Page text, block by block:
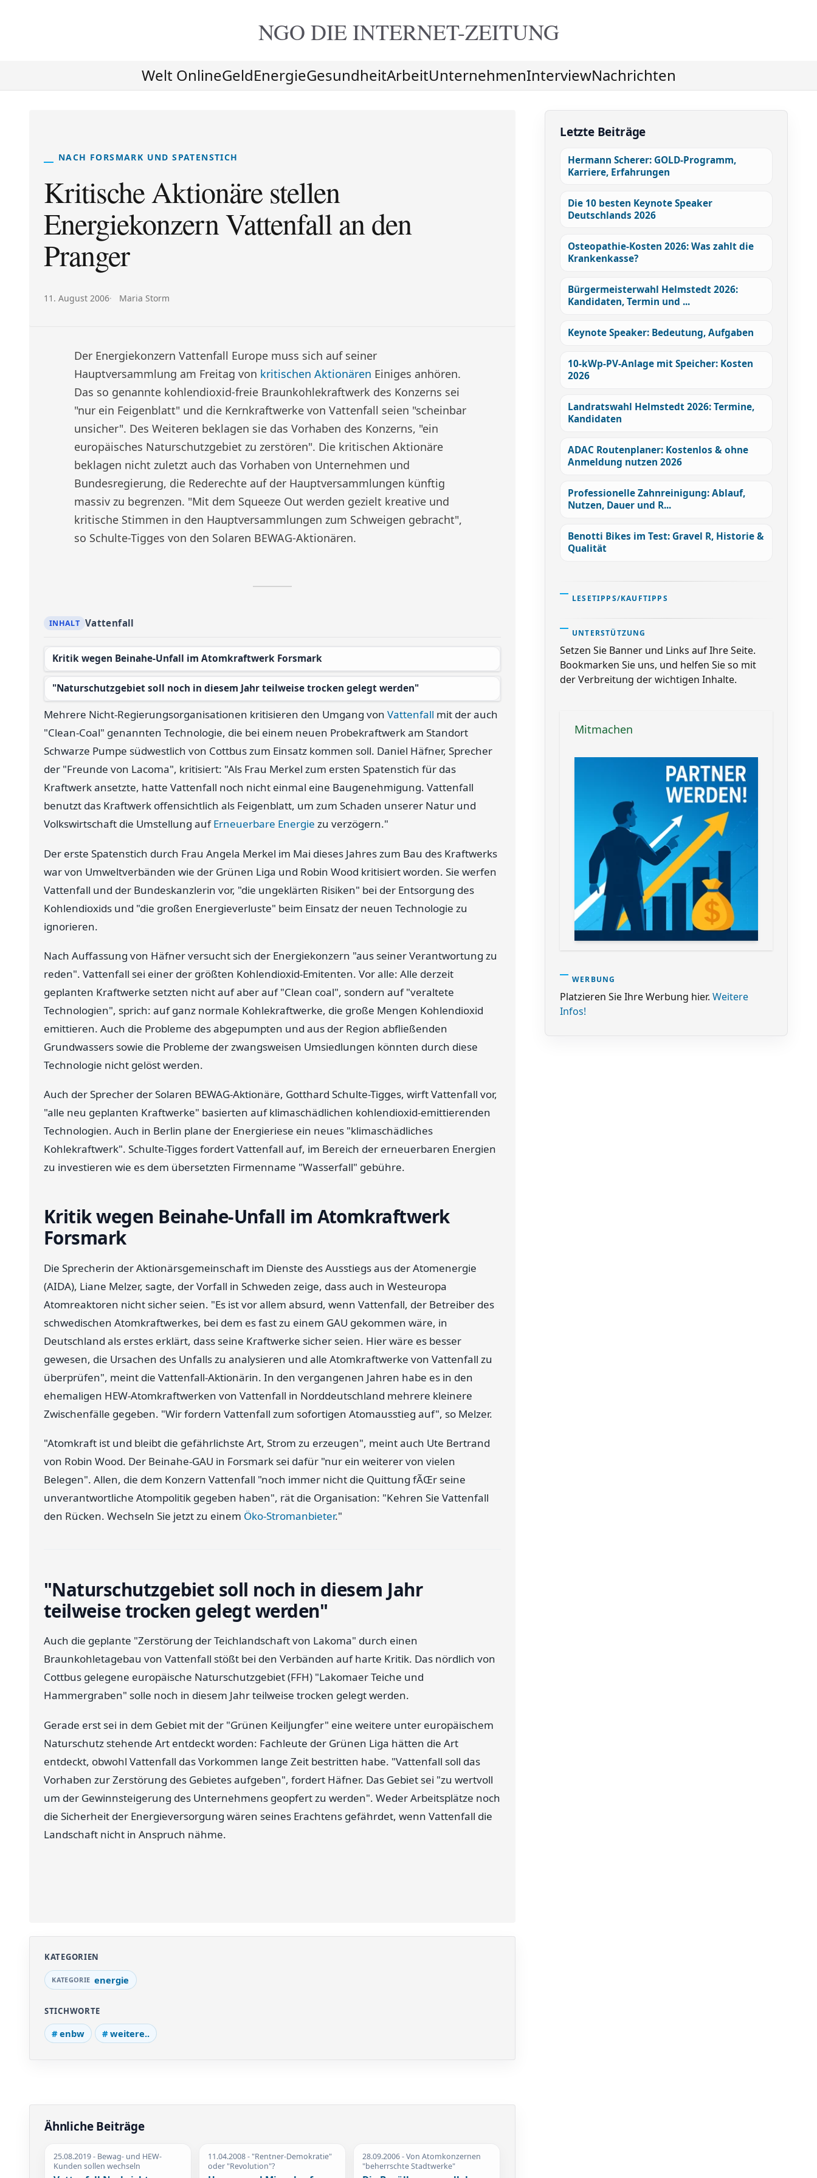
NGO DIEINTERNET-ZEITUNG
Welt OnlineGeldEnergieGesundheitArbeitUnternehmenInterviewNachrichten
NACH FORSMARK UND SPATENSTICH
Kritische Aktionäre stellen
Energiekonzern Vattenfall an den
Pranger
Veröffentlicht am:
11. August 2006 Autor:
Maria Storm
Der Energiekonzern Vattenfall Europe muss sich auf seiner
Hauptversammlung am Freitag von kritischen Aktionären Einiges anhören.
Das so genannte kohlendioxid-freie Braunkohlekraftwerk des Konzerns sei
"nur ein Feigenblatt" und die Kernkraftwerke von Vattenfall seien "scheinbar
unsicher". Des Weiteren beklagen sie das Vorhaben des Konzerns, "ein
europäisches Naturschutzgebiet zu zerstören". Die kritischen Aktionäre
beklagen nicht zuletzt auch das Vorhaben von Unternehmen und
Bundesregierung, die Rederechte auf der Hauptversammlungen künftig
massiv zu begrenzen. "Mit dem Squeeze Out werden gezielt kreative und
kritische Stimmen in den Hauptversammlungen zum Schweigen gebracht",
so Schulte-Tigges von den Solaren BEWAG-Aktionären.
Vattenfall
Kritik wegen Beinahe-Unfall im Atomkraftwerk Forsmark
"Naturschutzgebiet soll noch in diesem Jahr teilweise trocken gelegt werden"
Mehrere Nicht-Regierungsorganisationen kritisieren den Umgang von Vattenfall mit der auch
"Clean-Coal" genannten Technologie, die bei einem neuen Probekraftwerk am Stand­ort
Schwarze Pumpe südwestlich von Cottbus zum Einsatz kommen soll. Daniel Häfner, Sprecher
der "Freunde von Lacoma", kritisiert: "Als Frau Merkel zum ersten Spatenstich für das
Kraftwerk ansetzte, hatte Vattenfall noch nicht einmal eine Baugenehmigung. Vattenfall
benutzt das Kraftwerk offensichtlich als Feigenblatt, um zum Schaden unserer Natur und
Volkswirtschaft die Umstellung aufErneuerbare Energie zu verzögern."
Der erste Spatenstich durch Frau Angela Merkel im Mai dieses Jahres zum Bau des Kraftwerks
war von Umweltverbänden wie der Grünen Liga und Robin Wood kritisiert worden. Sie werfen
Vattenfall und der Bundeskanzlerin vor, "die ungeklärten Risiken" bei der Entsorgung des
Kohlendioxids und "die großen Energieverluste" beim Einsatz der neuen Technologie zu
ignorieren.
Nach Auffassung von Häfner versucht sich der Energiekonzern "aus seiner Verantwortung zu
reden". Vattenfall sei einer der größten Kohlendioxid-Emitenten. Vor alle: Alle derzeit
geplanten Kraftwerke setzten nicht auf aber auf "Clean coal", sondern auf "veraltete
Technologien", sprich: auf ganz normale Kohlekraftwerke, die große Mengen Kohlendioxid
emittieren. Auch die Probleme des abgepumpten und aus der Region abfließenden
Grundwassers sowie die Probleme der zwangsweisen Umsiedlungen könnten durch diese
Technologie nicht gelöst werden.
Auch der Sprecher der Solaren BEWAG-Aktionäre, Gotthard Schulte-Tigges, wirft Vattenfall vor,
"alle neu geplanten Kraftwerke" basierten auf klimaschädlichen kohlendioxid-emittierenden
Technologien. Auch in Berlin plane der Energieriese ein neues "klimaschädliches
Kohlekraftwerk". Schulte-Tigges fordert Vattenfall auf, im Bereich der erneuerbaren Energien
zu investieren wie es dem übersetzten Firmenname "Wasserfall" gebühre.
Kritik wegen Beinahe-Unfall im Atomkraftwerk
Forsmark
Die Sprecherin der Aktionärsgemeinschaft im Dienste des Ausstiegs aus der Atomenergie
(AIDA), Liane Melzer, sagte, der Vorfall in Schweden zeige, dass auch in Westeuropa
Atomreaktoren nicht sicher seien. "Es ist vor allem absurd, wenn Vattenfall, der Betreiber des
schwedischen Atomkraftwerkes, bei dem es fast zu einem GAU gekommen wäre, in
Deutschland als erstes erklärt, dass seine Kraftwerke sicher seien. Hier wäre es besser
gewesen, die Ursachen des Unfalls zu analysieren und alle Atomkraftwerke von Vattenfall zu
überprüfen", meint die Vattenfall-Aktionärin. In den vergangenen Jahren habe es in den
ehemaligen HEW-Atomkraftwerken von Vattenfall in Norddeutschland mehrere kleinere
Zwischenfälle gegeben. "Wir fordern Vattenfall zum sofortigen Atomausstieg auf", so Melzer.
"Atomkraft ist und bleibt die gefährlichste Art, Strom zu erzeugen", meint auch Ute Bertrand
von Robin Wood. Der Beinahe-GAU in Forsmark sei dafür "nur ein weiterer von vielen
Belegen". Allen, die dem Konzern Vattenfall "noch immer nicht die Quittung fÃŒr seine
unverantwortliche Atompolitik gegeben haben", rät die Organisation: "Kehren Sie Vattenfall
den Rücken. Wechseln Sie jetzt zu einem Öko-Stromanbieter."
"Naturschutzgebiet soll noch in diesem Jahr
teilweise trocken gelegt werden"
Auch die geplante "Zerstörung der Teichlandschaft von Lakoma" durch einen
Braunkohletagebau von Vattenfall stößt bei den Verbänden auf harte Kritik. Das nördlich von
Cottbus gelegene europäische Naturschutzgebiet (FFH) "Lakomaer Teiche und
Hammergraben" solle noch in diesem Jahr teilweise trocken gelegt werden.
Gerade erst sei in dem Gebiet mit der "Grünen Keiljungfer" eine weitere unter europäischem
Naturschutz stehende Art entdeckt worden: Fachleute der Grünen Liga hätten die Art
entdeckt, obwohl Vattenfall das Vorkommen lange Zeit bestritten habe. "Vattenfall soll das
Vorhaben zur Zerstörung des Gebietes aufgeben", fordert Häfner. Das Gebiet sei "zu wertvoll
um der Gewinnsteigerung des Unternehmens geopfert zu werden". Weder Arbeitsplätze noch
die Sicherheit der Energieversorgung wären seines Erachtens gefährdet, wenn Vattenfall die
Landschaft nicht in Anspruch nähme.
KATEGORIEN
energie
STICHWORTE
enbw weitere..
Ähnliche Beiträge
25.08.2019- Bewag- und HEW-
Kunden sollen wechseln
11.04.2008- "Rentner-Demokratie"
oder "Revolution"?
28.09.2006- Von Atomkonzernen
"beherrschte Stadtwerke"
Letzte Beiträge
Hermann Scherer: GOLD-Programm,
Karriere, Erfahrungen
Die 10 besten Keynote Speaker
Deutschlands 2026
Osteopathie-Kosten 2026: Was zahlt die
Krankenkasse?
Bürgermeisterwahl Helmstedt 2026:
Kandidaten, Termin und ...
Keynote Speaker: Bedeutung, Aufgaben
10-kWp-PV-Anlage mit Speicher: Kosten
2026
Landratswahl Helmstedt 2026: Termine,
Kandidaten
ADAC Routenplaner: Kostenlos & ohne
Anmeldung nutzen 2026
Professionelle Zahnreinigung: Ablauf,
Nutzen, Dauer und R...
Benotti Bikes im Test: Gravel R, Historie &
Qualität
LESETIPPS/KAUFTIPPS
UNTERSTÜTZUNG
Setzen Sie Banner und Links auf Ihre Seite.
Bookmarken Sie uns, und helfen Sie so mit
der Verbreitung der wichtigen Inhalte.
Mitmachen
WERBUNG
Platzieren Sie Ihre Werbung hier. Weitere
Infos!